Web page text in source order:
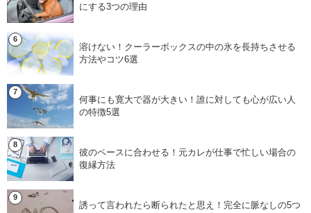
にする3つの理由
溶けない！クーラーボックスの中の氷を長持ちさせる
方法やコツ6選
何事にも寛大で器が大きい！誰に対しても心が広い人
の特徴5選
彼のペースに合わせる！元カレが仕事で忙しい場合の
復縁方法
誘って言われたら断られたと思え！完全に脈なしの5つ